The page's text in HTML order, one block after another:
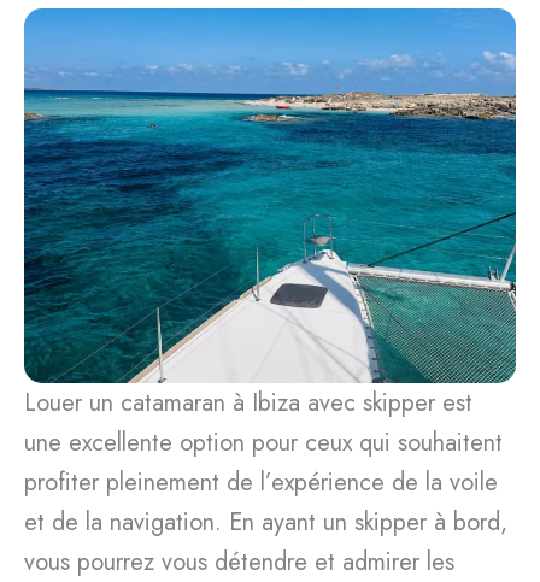
Louer un catamaran à Ibiza avec skipper est
une excellente option pour ceux qui souhaitent
profiter pleinement de l’expérience de la voile
et de la navigation. En ayant un skipper à bord,
vous pourrez vous détendre et admirer les